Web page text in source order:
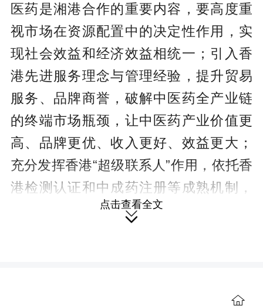
医药是湘港合作的重要内容，要高度重
视市场在资源配置中的决定性作用，实
现社会效益和经济效益相统一；引入香
港先进服务理念与管理经验，提升贸易
服务、品牌商誉，破解中医药全产业链
的终端市场瓶颈，让中医药产业价值更
高、品牌更优、收入更好、效益更大；
充分发挥香港“超级联系人”作用，依托香
港检测认证和中成药注册等成熟机制，
建立与国际通行规则相衔接的制度体系
找准发展契合点，不断拓宽双方在金融
点击查看全文
